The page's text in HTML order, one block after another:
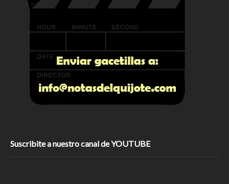
Suscribite a nuestro canal de YOUTUBE